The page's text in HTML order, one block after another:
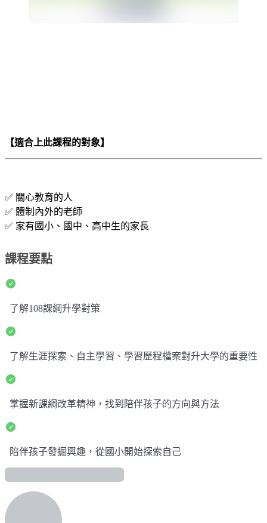
【適合上此課程的對象】
✅ 關心教育的人
✅ 體制內外的老師
✅ 家有國小、國中、高中生的家長
課程要點
了解108課綱升學對策
了解生涯探索、自主學習、學習歷程檔案對升大學的重要性
掌握新課綱改革精神，找到陪伴孩子的方向與方法
陪伴孩子發掘興趣，從國小開始探索自己